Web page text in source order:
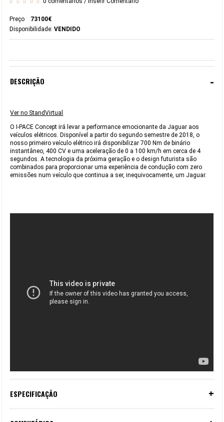
Preço 73100€
Disponibilidade:VENDIDO
-
DESCRIÇÃO
Ver no StandVirtual
O I‑PACE Concept irá levar a performance emocionante da Jaguar aos
veículos elétricos. Disponível a partir do segundo semestre de 2018, o
nosso primeiro veículo elétrico irá disponibilizar 700 Nm de binário
instantâneo, 400 CV e uma aceleração de 0 a 100 km/h em cerca de 4
segundos. A tecnologia da próxima geração e o design futurista são
combinados para proporcionar uma experiência de condução com zero
emissões num veículo que continua a ser, inequivocamente, um Jaguar.
+
ESPECIFICAÇÃO